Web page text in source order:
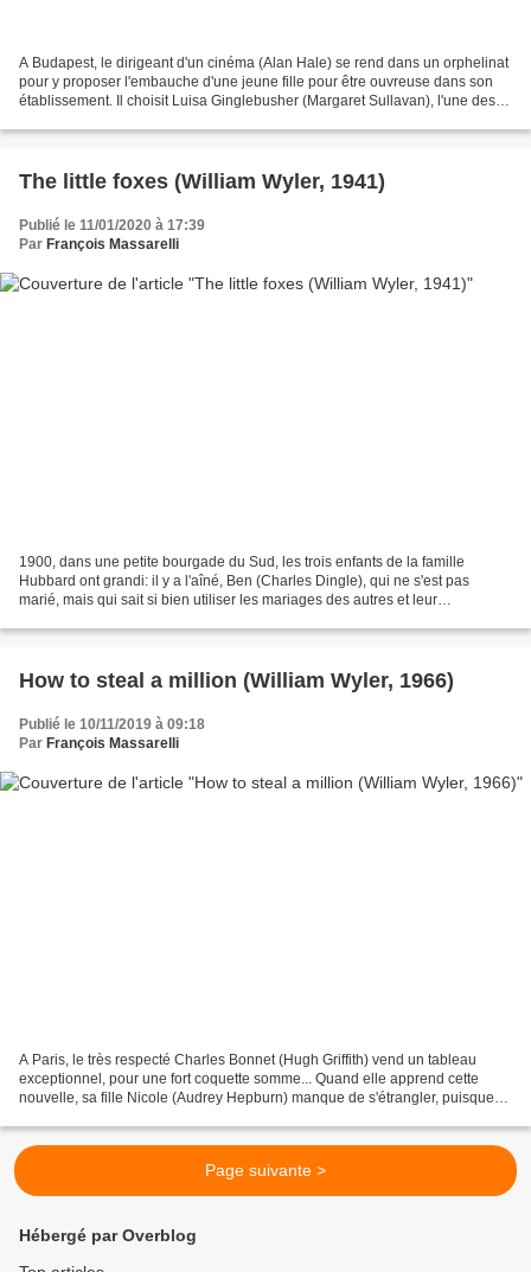
A Budapest, le dirigeant d'un cinéma (Alan Hale) se rend dans un orphelinat
pour y proposer l'embauche d'une jeune fille pour être ouvreuse dans son
établissement. Il choisit Luisa Ginglebusher (Margaret Sullavan), l'une des
The little foxes (William Wyler, 1941)
Publié le 11/01/2020 à 17:39
Par François Massarelli
1900, dans une petite bourgade du Sud, les trois enfants de la famille
Hubbard ont grandi: il y a l'aîné, Ben (Charles Dingle), qui ne s'est pas
marié, mais qui sait si bien utiliser les mariages des autres et leur
How to steal a million (William Wyler, 1966)
Publié le 10/11/2019 à 09:18
Par François Massarelli
A Paris, le très respecté Charles Bonnet (Hugh Griffith) vend un tableau
exceptionnel, pour une fort coquette somme... Quand elle apprend cette
nouvelle, sa fille Nicole (Audrey Hepburn) manque de s'étrangler, puisque
Page suivante >
Hébergé par Overblog